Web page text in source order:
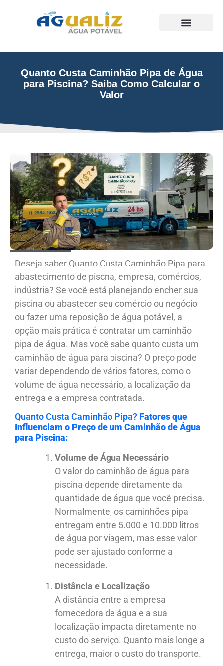
Quanto Custa Caminhão Pipa de Água
para Piscina? Saiba Como Calcular o
Valor
Deseja saber Quanto Custa Caminhão Pipa para
abastecimento de piscna, empresa, comércios,
indústria? Se você está planejando encher sua
piscina ou abastecer seu comércio ou negócio
ou fazer uma reposição de água potável, a
opção mais prática é contratar um caminhão
pipa de água. Mas você sabe quanto custa um
caminhão de água para piscina? O preço pode
variar dependendo de vários fatores, como o
volume de água necessário, a localização da
entrega e a empresa contratada.
Quanto Custa Caminhão Pipa? Fatores que
Influenciam o Preço de um Caminhão de Água
para Piscina:
Volume de Água Necessário
O valor do caminhão de água para
piscina depende diretamente da
quantidade de água que você precisa.
Normalmente, os caminhões pipa
entregam entre 5.000 e 10.000 litros
de água por viagem, mas esse valor
pode ser ajustado conforme a
necessidade.
Distância e Localização
A distância entre a empresa
fornecedora de água e a sua
localização impacta diretamente no
custo do serviço. Quanto mais longe a
entrega, maior o custo do transporte.